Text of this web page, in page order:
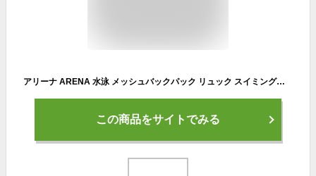
アリーナ ARENA 水泳 メッシュバックパック リュック スイミングバッグ ナップサック スポーツバッグ 2024年秋冬モデル AS4FBP15U
この商品をサイトでみる